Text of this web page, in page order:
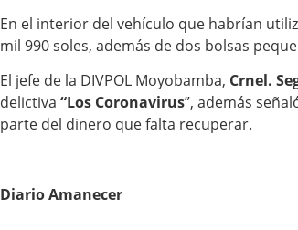
En el interior del vehículo que habrían
mil 990 soles, además de dos bolsas
El jefe de la DIVPOL Moyobamba, Crnel.
delictiva “Los Coronavirus”, además
parte del dinero que falta recuperar.
Diario Amanecer